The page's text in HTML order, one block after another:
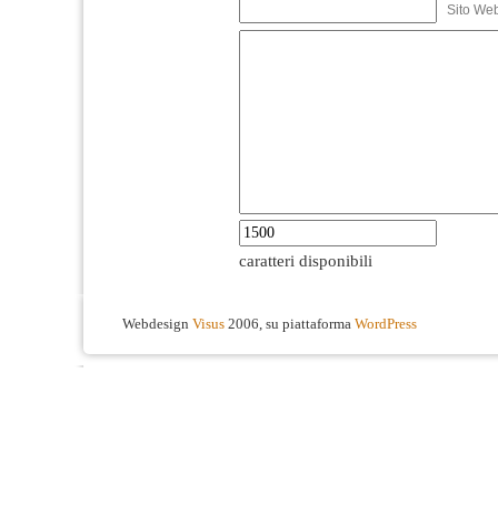
Sito
caratteri disponibili
Webdesign Visus 2006, su piattaforma WordPress